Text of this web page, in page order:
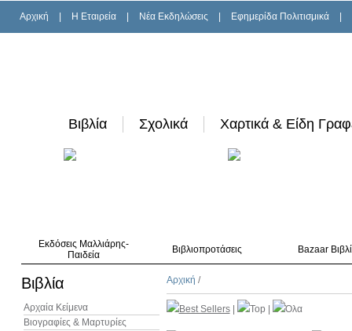
Αρχική H Εταιρεία Νέα Εκδηλώσεις Εφημερίδα Πολιτισμικά
Βιβλία Σχολικά Χαρτικά & Είδη
Εκδόσεις Μαλλιάρης-
Παιδεία
Βιβλιοπροτάσεις Bazaar
Βιβλία
Αρχαία Κείμενα
Βιογραφίες & Μαρτυρίες
Αρχική /
Best Sellers| Top Όλα